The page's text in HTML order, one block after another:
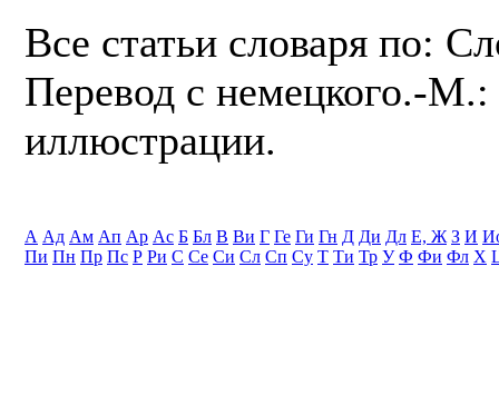
Все статьи словаря по:
Перевод с немецкого.-
иллюстрации.
А Ад Ам Ап Ар Ас Б Бл В Ви Г Ге Ги Гн Д Ди Дл Е, Ж З И
Пи Пн Пр Пс Р Ри С Се Си Сл Сп Су Т Ти Тр У Ф Фи Фл Х